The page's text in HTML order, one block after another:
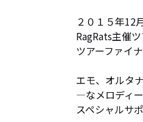
２０１５年12
RagRats主催
ツアーファイ
エモ、オルタ
―なメロディ
スペシャルサ